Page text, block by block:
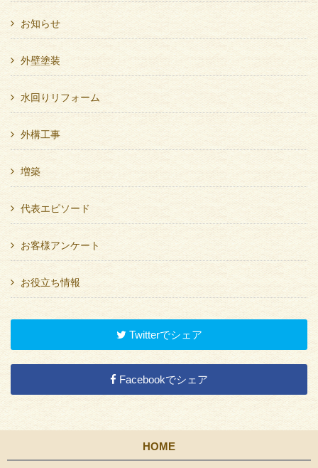
お知らせ
外壁塗装
水回りリフォーム
外構工事
増築
代表エピソード
お客様アンケート
お役立ち情報
Twitterでシェア
Facebookでシェア
HOME